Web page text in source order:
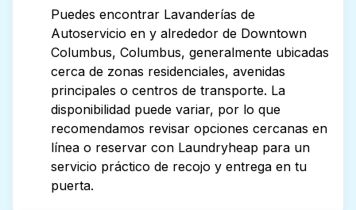
Puedes encontrar Lavanderías de
Autoservicio en y alrededor de Downtown
Columbus, Columbus, generalmente ubicadas
cerca de zonas residenciales, avenidas
principales o centros de transporte. La
disponibilidad puede variar, por lo que
recomendamos revisar opciones cercanas en
línea o reservar con Laundryheap para un
servicio práctico de recojo y entrega en tu
puerta.